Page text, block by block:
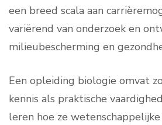
een breed scala aan
variërend van onderzoek en
milieubescherming en
Een opleiding biologie omvat
kennis als praktische
leren hoe ze